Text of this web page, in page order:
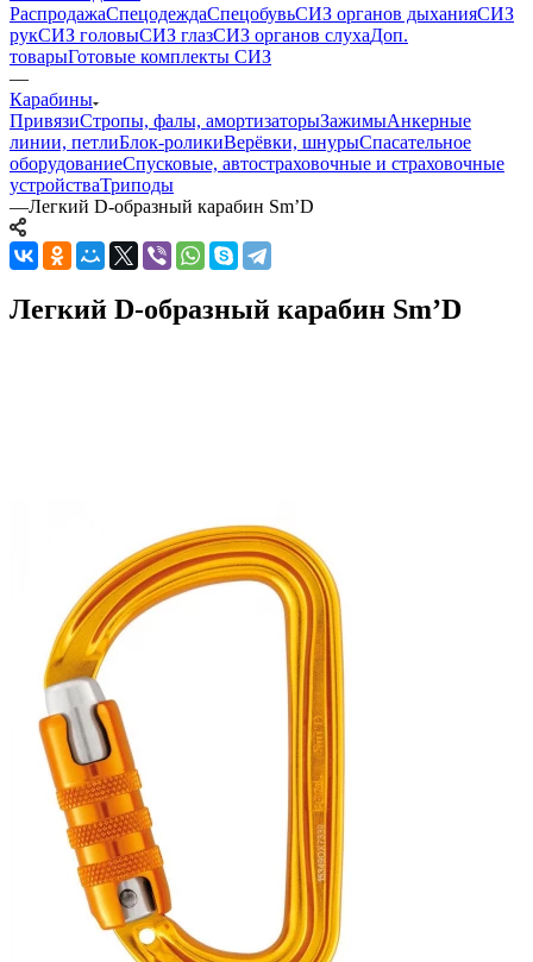
РаспродажаСпецодеждаСпецобувьСИЗ органов дыханияСИЗ
рукСИЗ головыСИЗ глазСИЗ органов слухаДоп.
товарыГотовые комплекты СИЗ
—
Карабины
ПривязиСтропы, фалы, амортизаторыЗажимыАнкерные
линии, петлиБлок-роликиВерёвки, шнурыСпасательное
оборудованиеСпусковые, автостраховочные и страховочные
устройстваТриподы
—Легкий D-образный карабин Sm’D
Легкий D-образный карабин Sm’D